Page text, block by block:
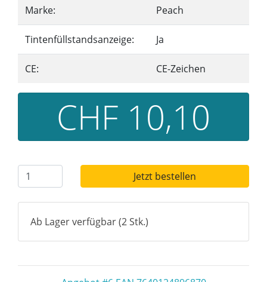
Marke: Peach
Tintenfüllstandsanzeige: Ja
CE: CE-Zeichen
CHF 10,10
Jetzt bestellen
Ab Lager verfügbar (2 Stk.)